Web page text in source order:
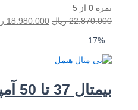
از 5
ریال 18.980.000 ریال
37 تا 50 آمپر هیمل